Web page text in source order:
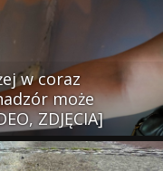
w coraz
może
ZDJĘCIA]